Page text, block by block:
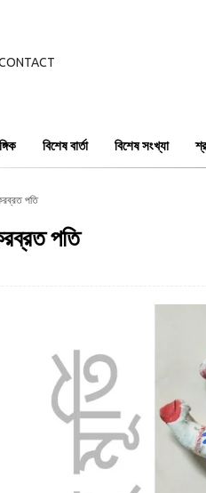
বিশেষ বার্তা বিশেষ সংখ্যা
পতি
পতি